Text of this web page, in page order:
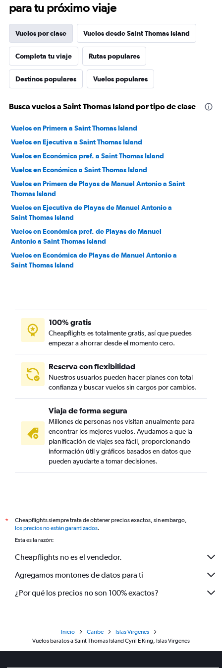
para tu próximo viaje
Vuelos por clase Vuelos desde Saint Thomas Island
Completa tu viaje Rutas populares
Destinos populares Vuelos populares
Busca vuelos a Saint Thomas Island por tipo de clase
Vuelos en Primera a Saint Thomas Island
Vuelos en Ejecutiva a Saint Thomas Island
Vuelos en Económica pref. a Saint Thomas Island
Vuelos en Económica a Saint Thomas Island
Vuelos en Primera de Playas de Manuel Antonio a Saint
Thomas Island
Vuelos en Ejecutiva de Playas de Manuel Antonio a
Saint Thomas Island
Vuelos en Económica pref. de Playas de Manuel
Antonio a Saint Thomas Island
Vuelos en Económica de Playas de Manuel Antonio a
Saint Thomas Island
100% gratis
Cheapflights es totalmente gratis, así que puedes
empezar a ahorrar desde el momento cero.
Reserva con flexibilidad
Nuestros usuarios pueden hacer planes con total
confianza y buscar vuelos sin cargos por cambios.
Viaja de forma segura
Millones de personas nos visitan anualmente para
encontrar los mejores vuelos. Ayudamos a que la
planificación de viajes sea fácil, proporcionando
información útil y gráficos basados en datos que
pueden ayudarte a tomar decisiones.
*
Cheapflights siempre trata de obtener precios exactos, sin embargo,
los precios no están garantizados.
Esta es la razón:
Cheapflights no es el vendedor.
Agregamos montones de datos para ti
¿Por qué los precios no son 100% exactos?
Inicio Caribe
Islas Vírgenes
Vuelos baratos a Saint Thomas Island Cyril E King, Islas Vírgenes